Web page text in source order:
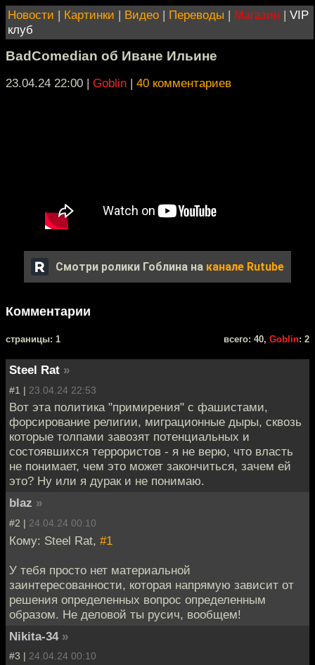
Новости | Картинки | Видео | Переводы | Магазин | VIP
клуб
BadComedian об Иване Ильине
23.04.24 22:00 | Goblin | 40 комментариев
Смотри ролики Гоблина на канале Rutube
Комментарии
cтраницы: 1 всего: 40, Goblin: 2
Steel Rat »
#1 | 23.04.24 22:53
Вот эта политика "примирения" с фашистами,
форсирование религии, миграционные дыры, сквозь
которые толпами завозят потенциальных и
состоявшихся террористов - я не верю, что власть
не понимает, чем это может закончиться, зачем ей
это? Ну или я дурак и не понимаю.
blaz »
#2 | 24.04.24 00:10
Кому: Steel Rat, #1
У тебя просто нет материальной
заинтересованности, которая напрямую зависит от
решения определенных вопрос определенным
образом. Не деловой ты русич, вообщем!
Nikita-34 »
#3 | 24.04.24 00:10